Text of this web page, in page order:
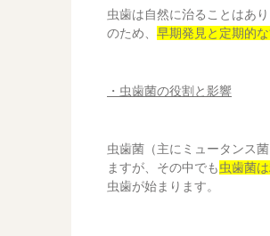
虫歯は自然に治ることはあ
のため、 早期発見と定期的
・虫歯菌の役割と影響
虫歯菌（主にミュータンス
ますが、その中でも虫歯菌
虫歯が始まります。